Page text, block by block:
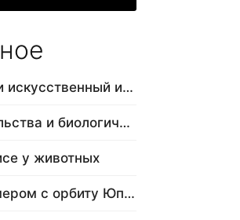
Профессии и искусственный интеллект
Место жительства и биологический в…
у животных
Звезда размером с орбиту Юпитера